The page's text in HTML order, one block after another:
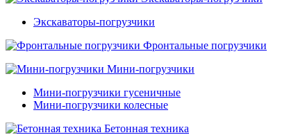
Экскаваторы-погрузчики
Фронтальные погрузчики
Мини-погрузчики
Мини-погрузчики гусеничные
Мини-погрузчики колесные
Бетонная техника